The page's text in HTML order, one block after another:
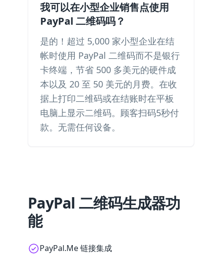
我可以在小型企业销售点使用
PayPal 二维码吗？
是的！超过 5,000 家小型企业在结
帐时使用 PayPal 二维码而不是银行
卡终端，节省 500 多美元的硬件成
本以及 20 至 50 美元的月费。在收
据上打印二维码或在结账时在平板
电脑上显示二维码。顾客扫码5秒付
款。无需任何设备。
PayPal 二维码生成器功
能
PayPal.Me 链接集成